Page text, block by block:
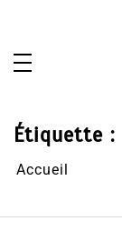
Étiquette :
Accueil